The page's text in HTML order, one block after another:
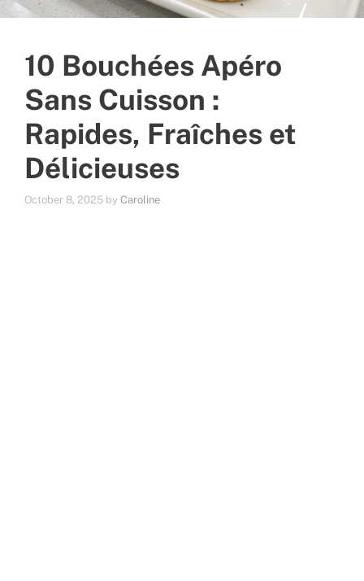
10 Bouchées Apéro
Sans Cuisson :
Rapides, Fraîches et
Délicieuses
October 8, 2025 by Caroline